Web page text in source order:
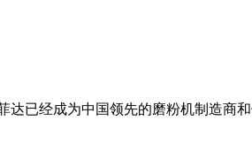
已经成为中国领先的磨粉机制造商